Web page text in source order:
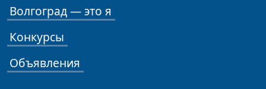
Волгоград — это я
Конкурсы
Объявления